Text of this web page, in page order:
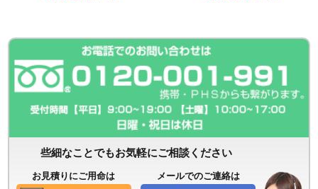
些細なことでもお気軽にご相談ください
お見積りにご用命は メールでのご連絡は